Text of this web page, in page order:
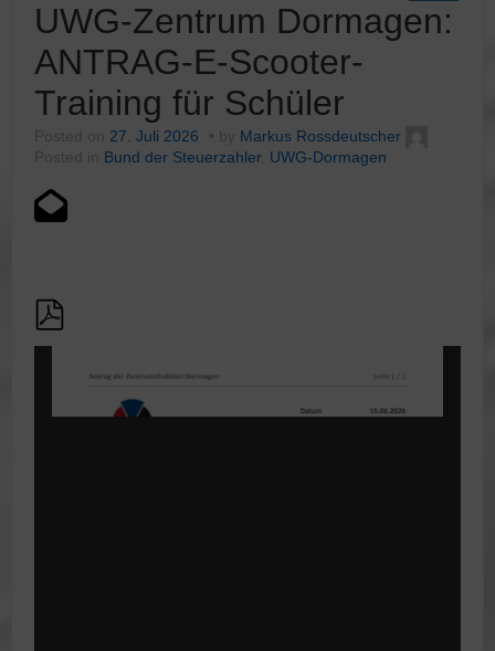
UWG-Zentrum Dormagen:
ANTRAG-E-Scooter-
Training für Schüler
27. Juli 2026
Markus Rossdeutscher
Bund der Steuerzahler, UWG-Dormagen